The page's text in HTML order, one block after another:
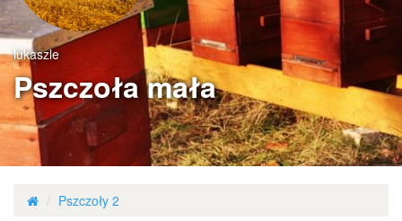
lukaszle
Pszczoła mała
Pszczoły 2